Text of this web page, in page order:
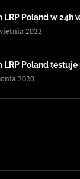
LRP Poland w 24h
2022
LRP Poland
2020